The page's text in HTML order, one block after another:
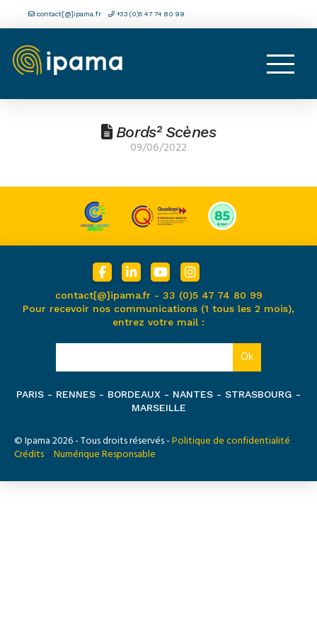
contact[@]ipama.fr +33 (0)5 47 74 80 99
Bords² Scènes
09/06/2022
contact[@]ipama.fr - 33 (0)5 47 74 80 99
Pour recevoir nos communications (1 tous les 2 mois),
entrez votre mail :
PARIS - RENNES - BORDEAUX - NANTES - STRASBOURG -
MARSEILLE
© Ipama 2026 - Tous droits réservés - Politique de confidentialité -
Crédits - Numérique Responsable